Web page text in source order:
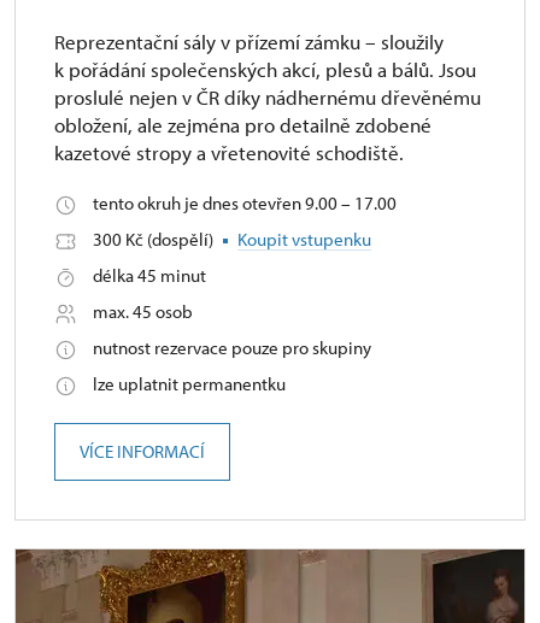
Reprezentační sály v přízemí zámku – sloužily
k pořádání společenských akcí, plesů a bálů. Jsou
proslulé nejen v ČR díky nádhernému dřevěnému
obložení, ale zejména pro detailně zdobené
kazetové stropy a vřetenovité schodiště.
tento okruh je dnes otevřen 9.00 – 17.00
300 Kč (dospělí)
Koupit vstupenku
délka 45 minut
max. 45 osob
nutnost rezervace pouze pro skupiny
lze uplatnit permanentku
VÍCE INFORMACÍ